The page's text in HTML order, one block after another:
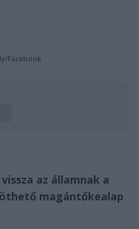
Facebook
az államnak a
magántőkealap